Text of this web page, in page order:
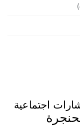
اجتماعية